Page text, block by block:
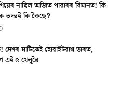
নাছিল অজিত পাৱাৰৰ বিমানত! কি
তদন্তই কি কৈছে?
মাটিতেই হোৱাইটৱাশ্ব ভাৰত,
এই ৫ খেলুৱৈ